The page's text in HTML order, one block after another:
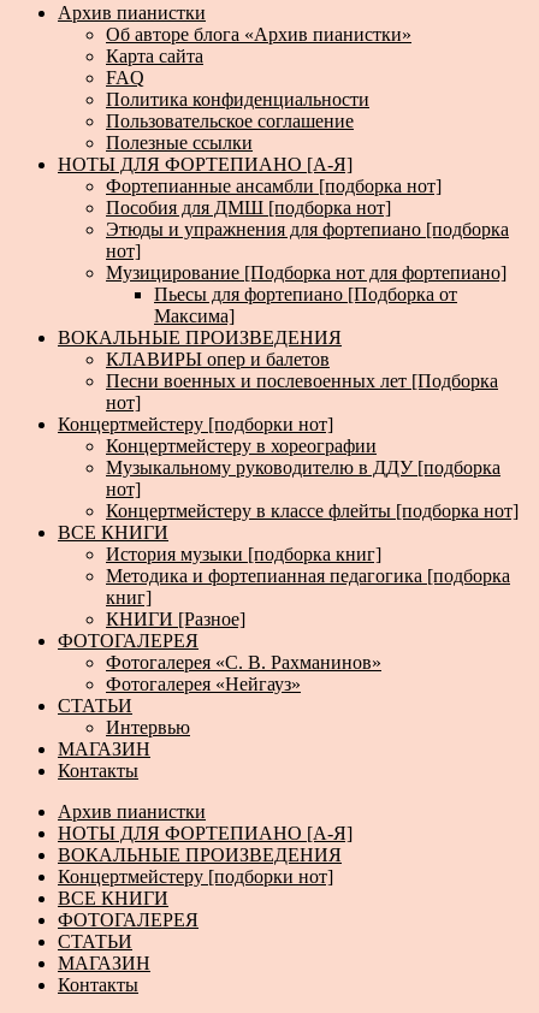
Архив пианистки
Об авторе блога «Архив пианистки»
Карта сайта
FAQ
Политика конфиденциальности
Пользовательское соглашение
Полезные ссылки
НОТЫ ДЛЯ ФОРТЕПИАНО [А-Я]
Фортепианные ансамбли [подборка нот]
Пособия для ДМШ [подборка нот]
Этюды и упражнения для фортепиано [подборка
нот]
Музицирование [Подборка нот для фортепиано]
Пьесы для фортепиано [Подборка от
Максима]
ВОКАЛЬНЫЕ ПРОИЗВЕДЕНИЯ
КЛАВИРЫ опер и балетов
Песни военных и послевоенных лет [Подборка
нот]
Концертмейстеру [подборки нот]
Концертмейстеру в хореографии
Музыкальному руководителю в ДДУ [подборка
нот]
Концертмейстеру в классе флейты [подборка нот]
ВСЕ КНИГИ
История музыки [подборка книг]
Методика и фортепианная педагогика [подборка
книг]
КНИГИ [Разное]
ФОТОГАЛЕРЕЯ
Фотогалерея «С. В. Рахманинов»
Фотогалерея «Нейгауз»
СТАТЬИ
Интервью
МАГАЗИН
Контакты
Архив пианистки
НОТЫ ДЛЯ ФОРТЕПИАНО [А-Я]
ВОКАЛЬНЫЕ ПРОИЗВЕДЕНИЯ
Концертмейстеру [подборки нот]
ВСЕ КНИГИ
ФОТОГАЛЕРЕЯ
СТАТЬИ
МАГАЗИН
Контакты